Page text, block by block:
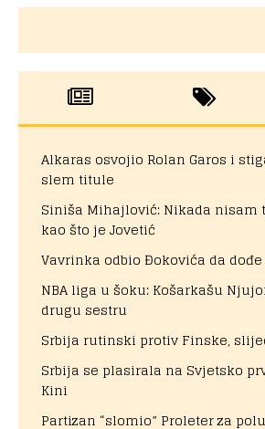
Alkaras osvojio Rolan Garos i
slem titule
Siniša Mihajlović: Nikada nisam
kao što je Jovetić
Vavrinka odbio Đokovića da
NBA liga u šoku: Košarkašu
drugu sestru
Srbija rutinski protiv Finske,
Srbija se plasirala na Svjetsko
Kini
Partizan “slomio” Proleter za